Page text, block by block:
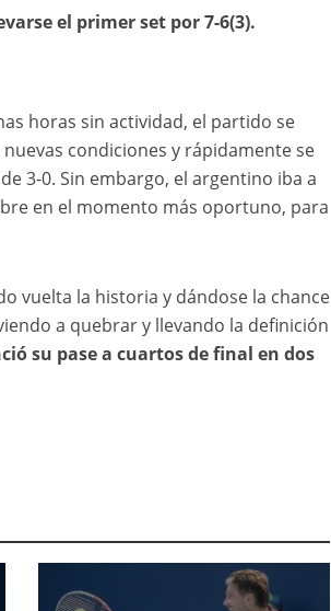
el primer set por 7-6(3).
horas sin actividad, el partido se
condiciones y rápidamente se
3-0. Sin embargo, el argentino iba a
en el momento más oportuno, para
vuelta la historia y dándose la chance
a quebrar y llevando la definición
su pase a cuartos de final en dos